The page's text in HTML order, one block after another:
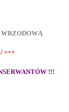
+++
!!!